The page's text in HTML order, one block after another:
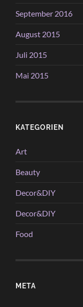
September 2016
August 2015
Juli 2015
Mai 2015
KATEGORIEN
Art
Beauty
Decor&DIY
Decor&DIY
Food
META